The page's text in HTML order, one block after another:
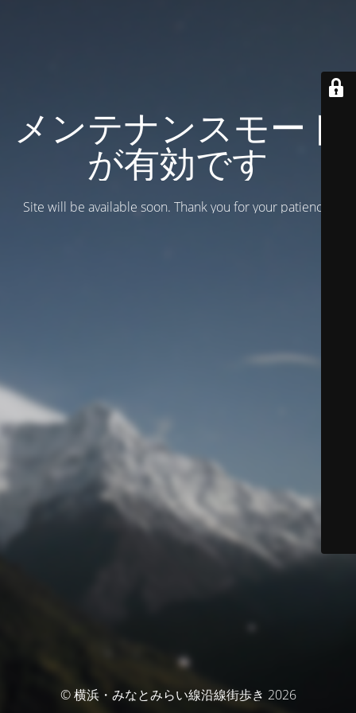
メンテナンスモード
が有効です
Site will be available soon. Thank you for your patience!
© 横浜・みなとみらい線沿線街歩き 2026